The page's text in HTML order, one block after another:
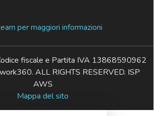
per maggiori informazioni
fiscale e Partita IVA 13868590962
ALL RIGHTS RESERVED. ISP
AWS
Mappa del sito